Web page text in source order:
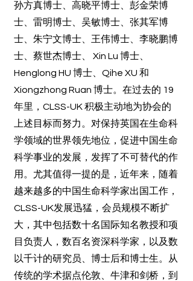
孙方真博士、高晓平博士、彭金荣博
士、雷明博士、吴敏博士、张其军博
士、朱宁文博士、王伟博士、李晓鹏博
士、蔡世杰博士、 Xin Lu 博士、
Henglong HU 博士、Qihe XU 和
Xiongzhong Ruan 博士。在过去的 19
年里，CLSS-UK 积极主动地为协会的
上述目标而努力。对保持英国在生命科
学领域的世界领先地位，促进中国生命
科学事业的发展，发挥了不可替代的作
用。尤其值得一提的是，近年来，随着
越来越多的中国生命科学家出国工作，
CLSS-UK发展迅猛，会员规模不断扩
大，其中包括数十名国际知名教授和项
目负责人，数百名资深科学家，以及数
以千计的研究员、博士后和博士生。从
传统的学术据点伦敦、牛津和剑桥，到